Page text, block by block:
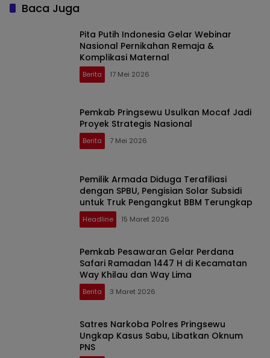
Baca Juga
Pita Putih Indonesia Gelar Webinar
Nasional Pernikahan Remaja &
Komplikasi Maternal
Berita 17 Mei 2026
Pemkab Pringsewu Usulkan Mocaf Jadi
Proyek Strategis Nasional
Berita 7 Mei 2026
Pemilik Armada Diduga Terafiliasi
dengan SPBU, Pengisian Solar Subsidi
untuk Truk Pengangkut BBM Terungkap
Headline 15 Maret 2026
Pemkab Pesawaran Gelar Perdana
Safari Ramadan 1447 H di Kecamatan
Way Khilau dan Way Lima
Berita 3 Maret 2026
Satres Narkoba Polres Pringsewu
Ungkap Kasus Sabu, Libatkan Oknum
PNS